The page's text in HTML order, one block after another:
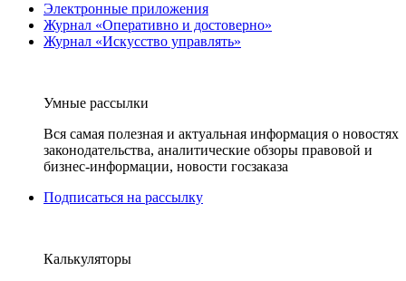
Электронные приложения
Журнал «Оперативно и достоверно»
Журнал «Искусство управлять»
Умные рассылки
Вся самая полезная и актуальная информация о новостях
законодательства, аналитические обзоры правовой и
бизнес-информации, новости госзаказа
Подписаться на рассылку
Калькуляторы